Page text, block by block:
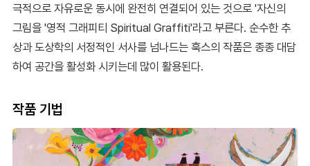
극적으로 자유로운 동시에 완전히 연결되어 있는 것으로 '자신의
그림을 '영적 그래피티 Spiritual Graffiti'라고 부른다. 순수한 추
상과 도상학의 서정적인 서사를 넘나드는 훅스의 작품은 종종 대담
하여 공간을 활성화 시키는데 많이 활용된다.
작품 기법